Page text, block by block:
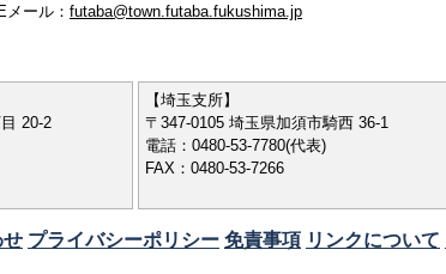
メール： futaba@town.futaba.fukushima.jp
20-2
【埼玉支所】
〒347-0105 埼玉県加須市騎西 36-1
電話：0480-53-7780(代表)
FAX：0480-53-7266
せ プライバシーポリシー 免責事項 リンクについて